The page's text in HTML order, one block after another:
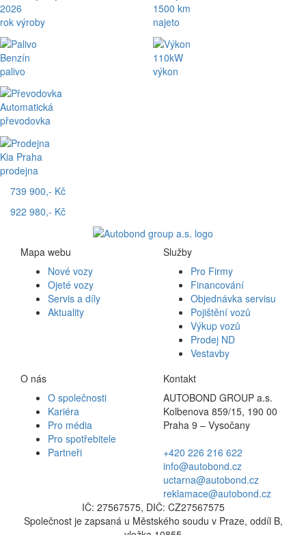
2026
rok výroby
Benzín
palivo
Automatická
převodovka
Kia Praha
prodejna
1500 km
najeto
110kW
výkon
739 900,- Kč
922 980,- Kč
Mapa webu
Nové vozy
Ojeté vozy
Servis a díly
Aktuality
Služby
Pro Firmy
Financování
Objednávka servisu
Pojištění vozů
Výkup vozů
Prodej ND
Vestavby
O nás
O společnosti
Kariéra
Pro média
Pro spotřebitele
Partneři
Kontakt
AUTOBOND GROUP a.s.
Kolbenova 859/15, 190 00
Praha 9 – Vysočany
+420 226 216 622
info@autobond.cz
uctarna@autobond.cz
reklamace@autobond.cz
IČ: 27567575, DIČ: CZ27567575
Společnost je zapsaná u Městského soudu v Praze, oddíl B,